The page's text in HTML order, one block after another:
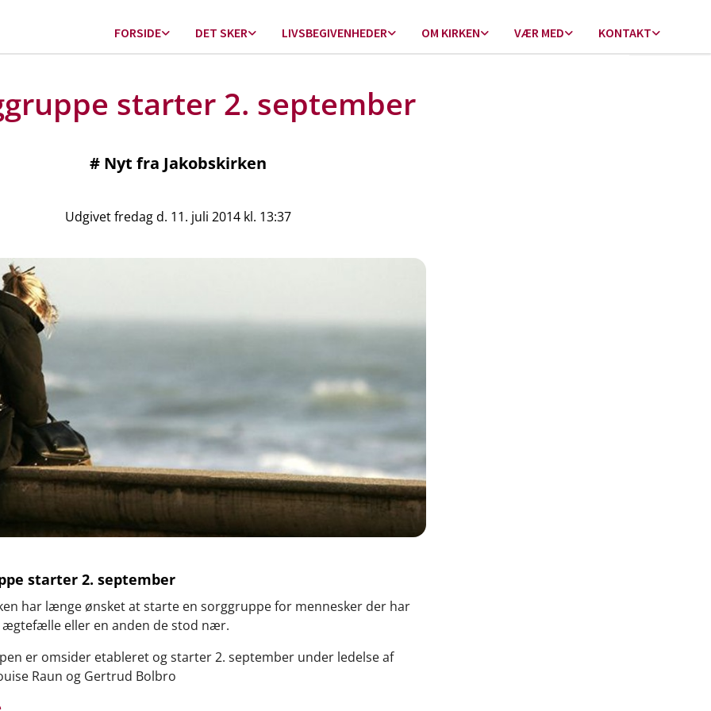
FORSIDE DET SKER LIVSBEGIVENHEDER OM KIRKEN VÆR MED KONTAKT
starter 2. september
# Nyt fra Jakobskirken
Udgivet fredag d. 11. juli 2014 kl. 13:37
starter 2. september
har længe ønsket at starte en sorggruppe for mennesker der har
eller en anden de stod nær.
er omsider etableret og starter 2. september under ledelse af
Raun og Gertrud Bolbro